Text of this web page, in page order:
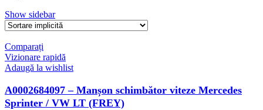
Show sidebar
Comparați
Vizionare rapidă
Adaugă la wishlist
A0002684097 – Manșon schimbător viteze Mercedes
Sprinter / VW LT (FREY)